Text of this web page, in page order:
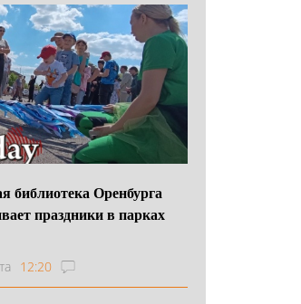
библиотека Оренбурга
праздники в парках
12:20